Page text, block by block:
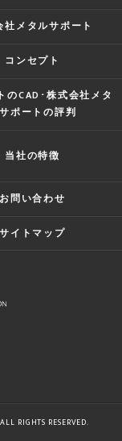
社メタルサポート
コンセプト
のCAD･株式会社メタ
ポートの評判
当社の特徴
お問い合わせ
サイトマップ
RIGHTS RESERVED.